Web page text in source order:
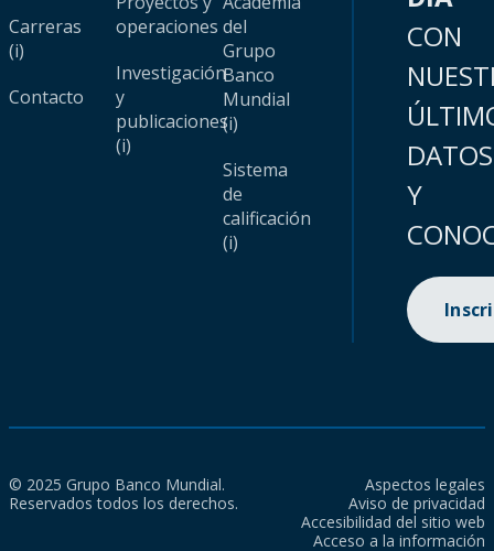
Carreras
(i)
Contacto
operaciones
Investigación
y
publicaciones
(i)
del
Grupo
Banco
Mundial
(i)
Sistema
de
calificación
(i)
CON
DATOS
Y
© 2025 Grupo Banco Mundial.
Reservados todos los derechos.
Aspectos legales
Aviso de privacidad
Accesibilidad del sitio web
Acceso a la información